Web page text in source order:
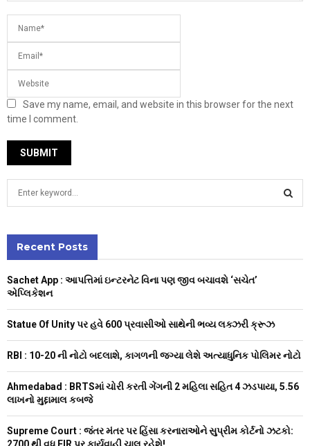
Save my name, email, and website in this browser for the next
time I comment.
h
o
H
Recent Posts
Sachet App : આપત્તિમાં ઇન્ટરનેટ વિના પણ જીવ બચાવશે ‘સચેત’
એપ્લિકેશન
Statue Of Unity પર હવે 600 પ્રવાસીઓ સાથેની ભવ્ય લક્ઝરી ક્રૂઝ
RBI : ₹10-20 ની નોટો બદલાશે, કાગળની જગ્યા લેશે અત્યાધુનિક પોલિમર નોટો
Ahmedabad : BRTSમાં ચોરી કરતી ગેંગની 2 મહિલા સહિત 4 ઝડપાયા, ₹5.56
લાખનો મુદ્દામાલ કબજે
Supreme Court : જંતર મંતર પર હિંસા કરનારાઓને સુપ્રીમ કોર્ટનો ઝટકો: